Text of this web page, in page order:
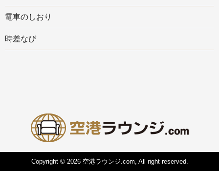
電車のしおり
時差なび
Copyright © 2026 空港ラウンジ.com, All right reserved.